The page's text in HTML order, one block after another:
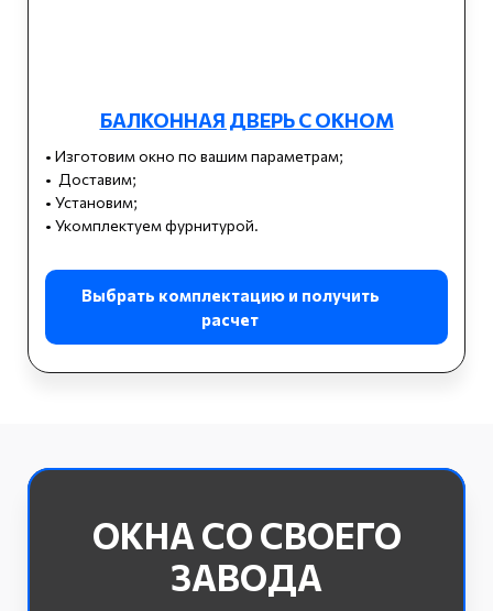
БАЛКОННАЯ ДВЕРЬ С ОКНОМ
• Изготовим окно по вашим параметрам;
• Доставим;
• Установим;
• Укомплектуем фурнитурой.
Выбрать комплектацию и получить
расчет
ОКНА СО СВОЕГО
ЗАВОДА